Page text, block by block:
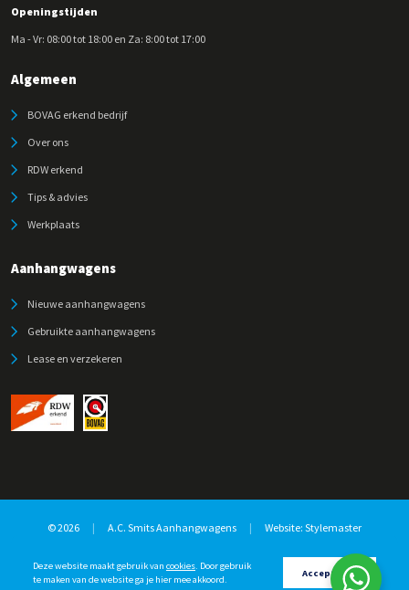
Openingstijden
Ma - Vr: 08:00 tot 18:00 en Za: 8:00 tot 17:00
Algemeen
BOVAG erkend bedrijf
Over ons
RDW erkend
Tips & advies
Werkplaats
Aanhangwagens
Nieuwe aanhangwagens
Gebruikte aanhangwagens
Lease en verzekeren
© 2026 | A.C. Smits Aanhangwagens | Website: Stylemaster
Deze website maakt gebruik van cookies. Door gebruik
te maken van de website ga je hier mee akkoord.
Accepteren